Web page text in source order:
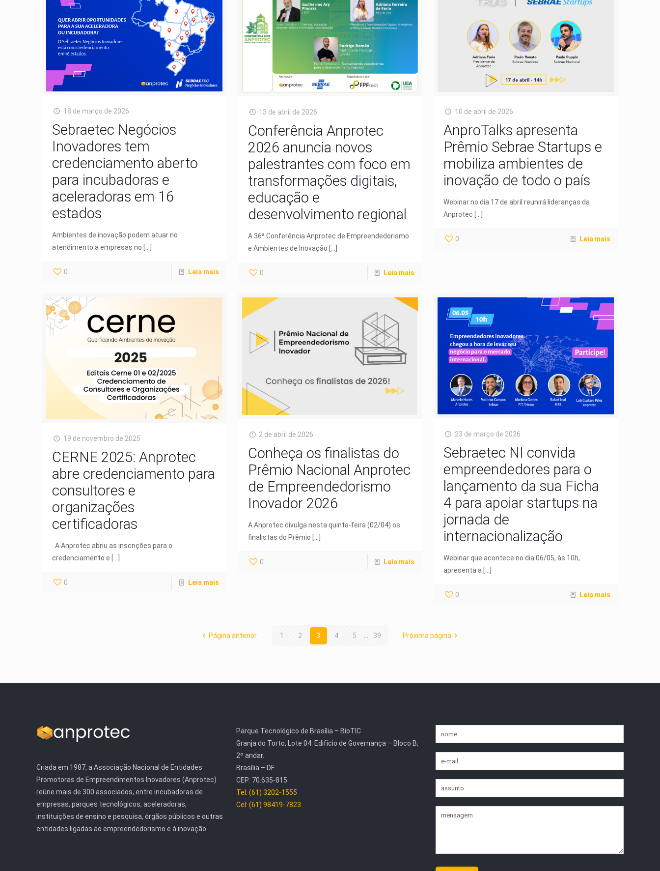
18 de março de 2026
Sebraetec Negócios
Inovadores tem
credenciamento aberto
para incubadoras e
aceleradoras em 16
estados
Ambientes de inovação podem atuar no
atendimento a empresas no
0 Leia mais
13 de abril de 2026
Conferência Anprotec
2026 anuncia novos
palestrantes com foco em
transformações digitais,
educação e
desenvolvimento regional
A 36ª Conferência Anprotec de Empreendedorismo
e Ambientes de Inovação […]
0 Leia mais
10 de abril de 2026
AnproTalks apresenta
Prêmio Sebrae Startups e
mobiliza ambientes de
inovação de todo o país
Webinar no dia 17 de abril reunirá lideranças da
Anprotec […]
0 Leia mais
19 de novembro de 2025
CERNE 2025: Anprotec
abre credenciamento para
consultores e
organizações
certificadoras
A Anprotec abriu as inscrições para o
credenciamento e
0 Leia mais
2 de abril de 2026
Conheça os finalistas do
Prêmio Nacional Anprotec
de Empreendedorismo
Inovador 2026
A Anprotec divulga nesta quinta-feira (02/04) os
finalistas do Prêmio
0 Leia mais
23 de março de 2026
Sebraetec NI convida
empreendedores para o
lançamento da sua Ficha
4 para apoiar startups na
jornada de
internacionalização
Webinar que acontece no dia 06/05, às 10h,
apresenta a
0 Leia mais
Página anterior 1 2 3 4 5 39 Próxima página
Criada em 1987, a Associação Nacional de Entidades
Promotoras de Empreendimentos Inovadores (Anprotec)
reúne mais de 300 associados, entre incubadoras de
empresas, parques tecnológicos, aceleradoras,
instituições de ensino e pesquisa, órgãos públicos e outras
entidades ligadas ao empreendedorismo e à inovação.
Parque Tecnológico de Brasília – BioTIC
Granja do Torto, Lote 04. Edifício de Governança – Bloco B,
2º andar.
Brasília – DF
CEP: 70.635-815
Tel: (61) 3202-1555
Cel: (61) 98419-7823